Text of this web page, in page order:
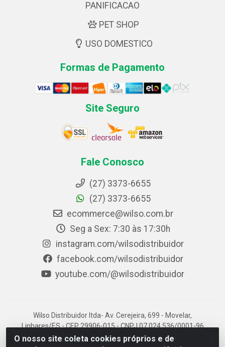
O nosso site coleta cookies próprios e de
PANIFICACAO
PET SHOP
USO DOMESTICO
Formas de Pagamento
Site Seguro
Fale Conosco
(27) 3373-6655
(27) 3373-6655
ecommerce@wilso.com.br
Seg a Sex: 7:30 às 17:30h
instagram.com/wilsodistribuidor
facebook.com/wilsodistribuidor
youtube.com/@wilsodistribuidor
Wilso Distribuidor ltda- Av. Cerejeira, 699 - Movelar,
Linhares/ES - CEP 29906-015 - CNPJ 07.024.536/0001-96